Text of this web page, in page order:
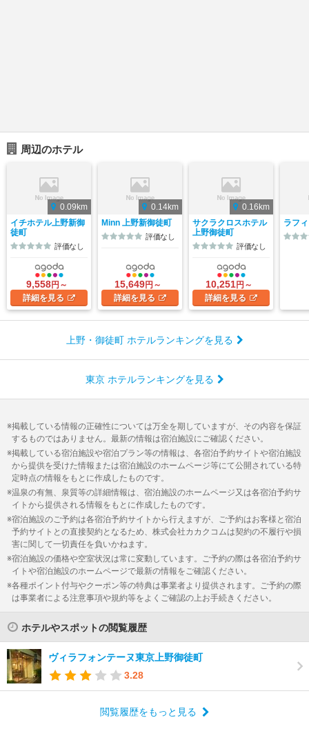
周辺のホテル
0.09km
イチホテル上野新御
徒町
評価なし
9,558円～
詳細を見る
0.14km
Minn 上野新御徒町
評価なし
15,649円～
詳細を見る
0.16km
サクラクロスホテル
上野御徒町
評価なし
10,251円～
詳細を見る
ラフ
上野・御徒町 ホテルランキングを見る
東京 ホテルランキングを見る
掲載している情報の正確性については万全を期していますが、その内容を保証
するものではありません。最新の情報は宿泊施設にご確認ください。
掲載している宿泊施設や宿泊プラン等の情報は、各宿泊予約サイトや宿泊施設
から提供を受けた情報または宿泊施設のホームページ等にて公開されている特
定時点の情報をもとに作成したものです。
温泉の有無、泉質等の詳細情報は、宿泊施設のホームページ又は各宿泊予約サ
イトから提供される情報をもとに作成したものです。
宿泊施設のご予約は各宿泊予約サイトから行えますが、ご予約はお客様と宿泊
予約サイトとの直接契約となるため、株式会社カカクコムは契約の不履行や損
害に関して一切責任を負いかねます。
宿泊施設の価格や空室状況は常に変動しています。ご予約の際は各宿泊予約サ
イトや宿泊施設のホームページで最新の情報をご確認ください。
各種ポイント付与やクーポン等の特典は事業者より提供されます。ご予約の際
は事業者による注意事項や規約等をよくご確認の上お手続きください。
ホテルやスポットの閲覧履歴
ヴィラフォンテーヌ東京上野御徒町
3.28
閲覧履歴をもっと見る